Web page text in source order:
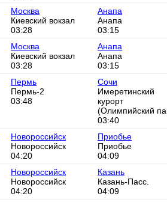
Москва
Киевский вокзал
03:28
Анапа
Анапа
03:15
Москва
Киевский вокзал
03:28
Анапа
Анапа
03:15
Пермь
Пермь-2
03:48
Сочи
Имеретинский
курорт
(Олимпийский
03:40
Новороссийск
Новороссийск
04:20
Приобье
Приобье
04:09
Новороссийск
Новороссийск
04:20
Казань
Казань-Пасс.
04:09